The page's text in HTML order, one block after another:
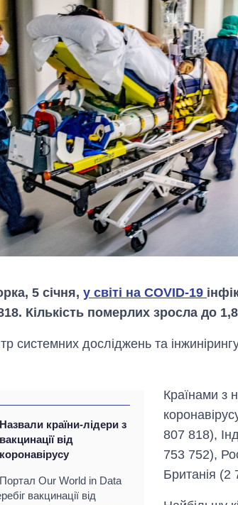
5 січня, у світі на COVID-19
Кількість померлих зросла до
системних досліджень та
Назвали країни-лідери з
вакцинації від
коронавірусу
Портал Our World in Data
вакцинації від
Країнами з
807 818),
753 752),
Британія (2